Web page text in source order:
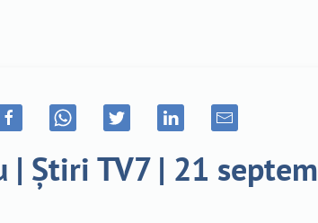
Știri TV7 | 21